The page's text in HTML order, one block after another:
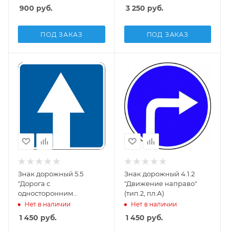
900 руб.
ПОД ЗАКАЗ
3 250 руб.
ПОД ЗАКАЗ
Знак дорожный 5.5
"Дорога с
односторонним
движением"
Нет в наличии
1 450 руб.
Знак дорожный 4.1.2
"Движение направо"
(тип.2, пл.А)
Нет в наличии
1 450 руб.